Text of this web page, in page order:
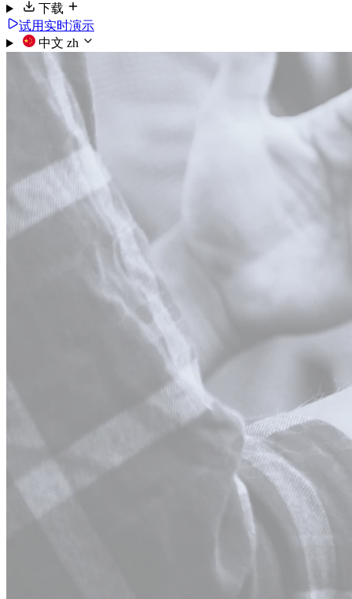
下载
试用实时演示
中文 zh